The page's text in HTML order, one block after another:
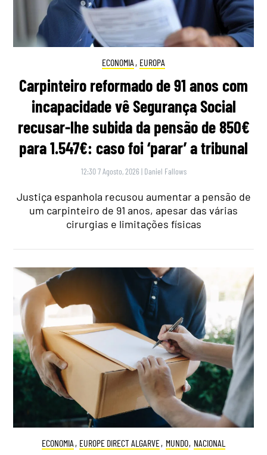
ECONOMIA , EUROPA
Carpinteiro reformado de 91 anos com
incapacidade vê Segurança Social
recusar-lhe subida da pensão de 850€
para 1.547€: caso foi ‘parar’ a tribunal
12:30 7 Agosto, 2026 | Daniel Fallows
Justiça espanhola recusou aumentar a pensão de
um carpinteiro de 91 anos, apesar das várias
cirurgias e limitações físicas
ECONOMIA , EUROPE DIRECT ALGARVE, MUNDO, NACIONAL